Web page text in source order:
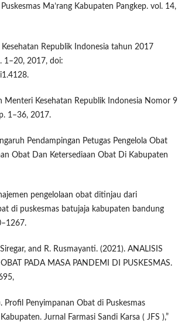
Ma’rang Kabupaten Pangkep. vol. 14,
Republik Indonesia tahun 2017
1–20, 2017, doi:
Menteri Kesehatan Republik Indonesia Nomor 9
1–36, 2017.
Pendampingan Petugas Pengelola Obat
Obat Dan Ketersediaan Obat Di Kabupaten
pengelolaan obat ditinjau dari
di puskesmas batujaja kabupaten bandung
and R. Rusmayanti. (2021). ANALISIS
PADA MASA PANDEMI DI PUSKESMAS.
Profil Penyimpanan Obat di Puskesmas
Jurnal Farmasi Sandi Karsa ( JFS ),”